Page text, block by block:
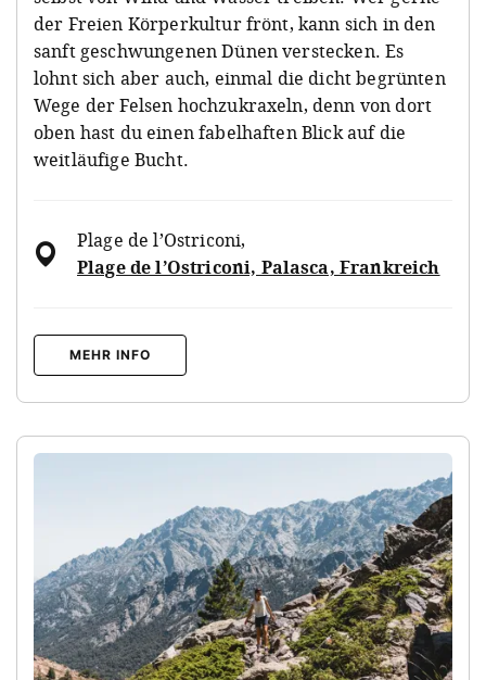
der Freien Körperkultur frönt, kann sich in den
sanft geschwungenen Dünen verstecken. Es
lohnt sich aber auch, einmal die dicht begrünten
Wege der Felsen hochzukraxeln, denn von dort
oben hast du einen fabelhaften Blick auf die
weitläufige Bucht.
Plage de l’Ostriconi,
Plage de l’Ostriconi, Palasca, Frankreich
MEHR INFO